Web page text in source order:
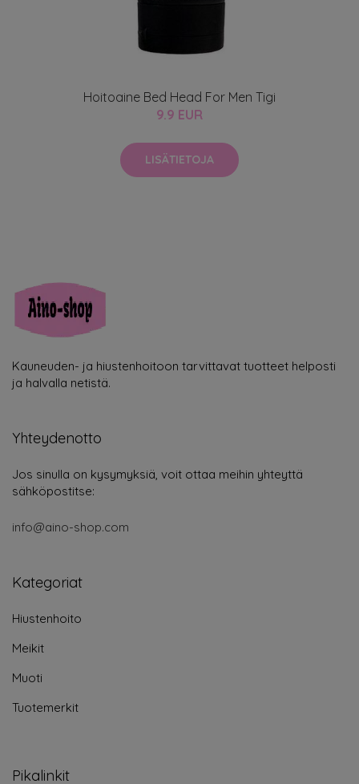
Hoitoaine Bed Head For Men Tigi
9.9 EUR
LISÄTIETOJA
Kauneuden- ja hiustenhoitoon tarvittavat tuotteet helposti
ja halvalla netistä.
Yhteydenotto
Jos sinulla on kysymyksiä, voit ottaa meihin yhteyttä
sähköpostitse:
info@aino-shop.com
Kategoriat
Hiustenhoito
Meikit
Muoti
Tuotemerkit
Pikalinkit